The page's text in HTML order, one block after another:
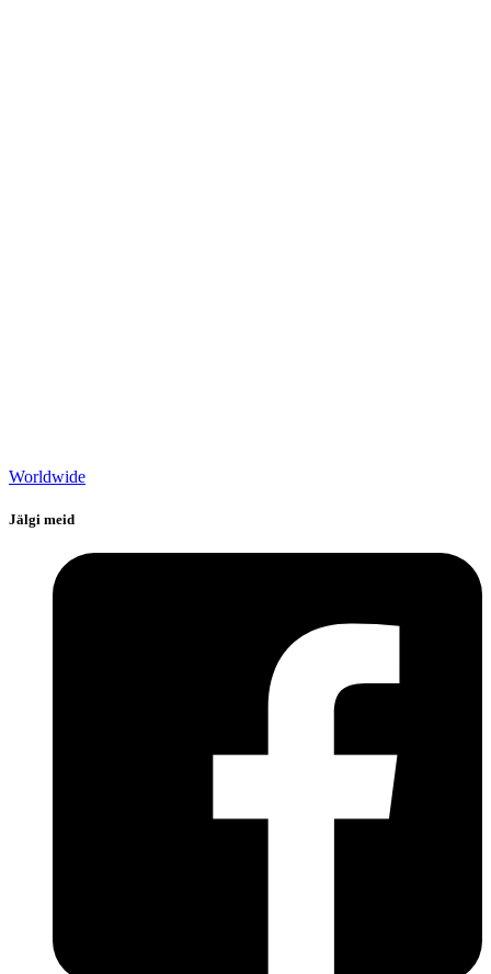
Worldwide
Jälgi meid